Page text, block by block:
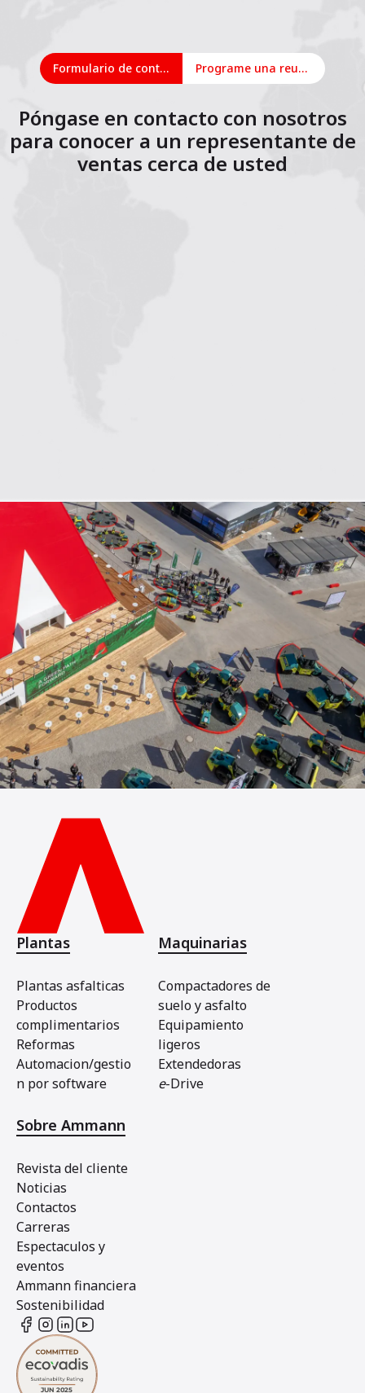
Formulario de contacto Programe una reunión en línea
Póngase en contacto con nosotros
para conocer a un representante de
ventas cerca de usted
Plantas
Plantas asfalticas
Productos
complimentarios
Reformas
Automacion/gestio
n por software
Maquinarias
Compactadores de
suelo y asfalto
Equipamiento
ligeros
Extendedoras
e-Drive
Sobre Ammann
Revista del cliente
Noticias
Contactos
Carreras
Espectaculos y
eventos
Ammann financiera
Sostenibilidad